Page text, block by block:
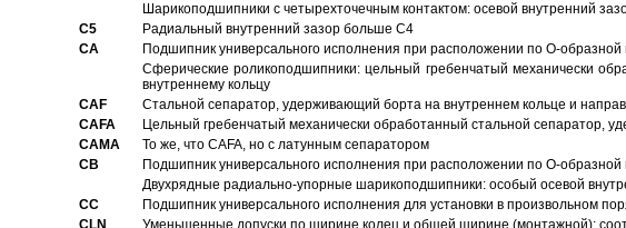
Шарикоподшипники с четырехточечным контактом: осевой внутренний
C5
Pадиальный внутренний зазор больше C4
CA
Подшипник универсального исполнения при расположении по О-
Сферические роликоподшипники: цельный гребенчатый механически
внутреннему кольцу
CAF
Стальной сепаратор, удерживающий борта на внутреннем кольце и
CAFA
Цельный гребенчатый механически обработанный стальной сепаратор,
CAMA
То же, что CAFA, но с латунным сепаратором
CB
Подшипник универсального исполнения при расположении по О-
Двухрядные радиально-упорные шарикоподшипники: особый осевой
CC
Подшипник универсального исполнения для установки в произвольном
CLN
Уменьшенные допуски по ширине колец и общей ширине (монтажной);